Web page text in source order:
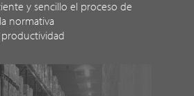
y sencillo el proceso de
normativa